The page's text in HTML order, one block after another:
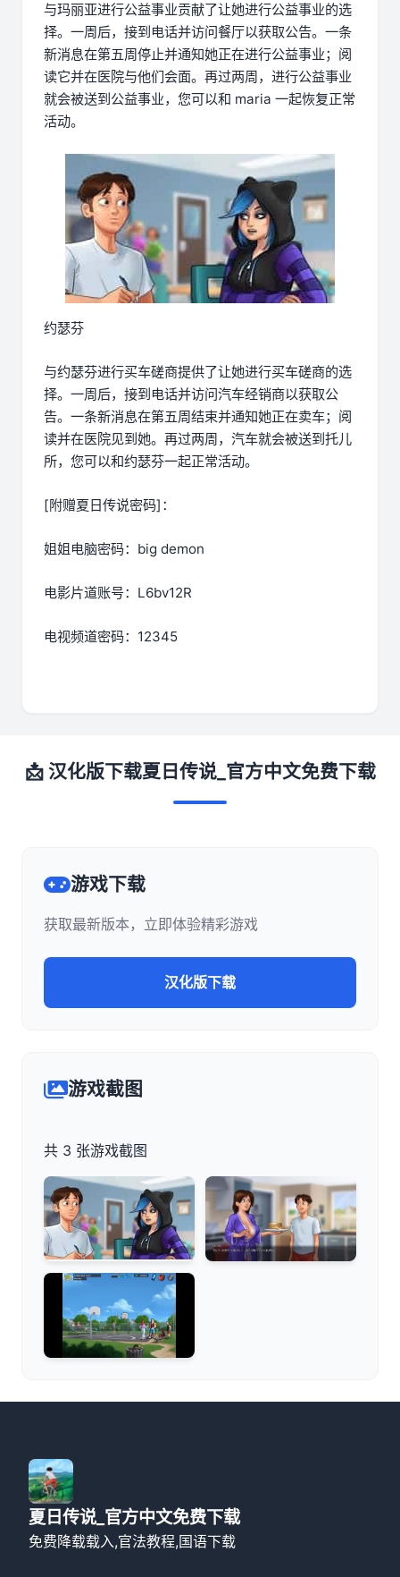
与玛丽亚进行公益事业贡献了让她进行公益事业的选
择。一周后，接到电话并访问餐厅以获取公告。一条
新消息在第五周停止并通知她正在进行公益事业；阅
读它并在医院与他们会面。再过两周，进行公益事业
就会被送到公益事业，您可以和 maria 一起恢复正常
活动。
约瑟芬
与约瑟芬进行买车磋商提供了让她进行买车磋商的选
择。一周后，接到电话并访问汽车经销商以获取公
告。一条新消息在第五周结束并通知她正在卖车；阅
读并在医院见到她。再过两周，汽车就会被送到托儿
所，您可以和约瑟芬一起正常活动。
[附赠夏日传说密码]：
姐姐电脑密码：big demon
电影片道账号：L6bv12R
电视频道密码：12345
📩 汉化版下载夏日传说_官方中文免费下载
游戏下载
获取最新版本，立即体验精彩游戏
汉化版下载
游戏截图
共 3 张游戏截图
夏日传说_官方中文免费下载
免费降载载入,官法教程,国语下载